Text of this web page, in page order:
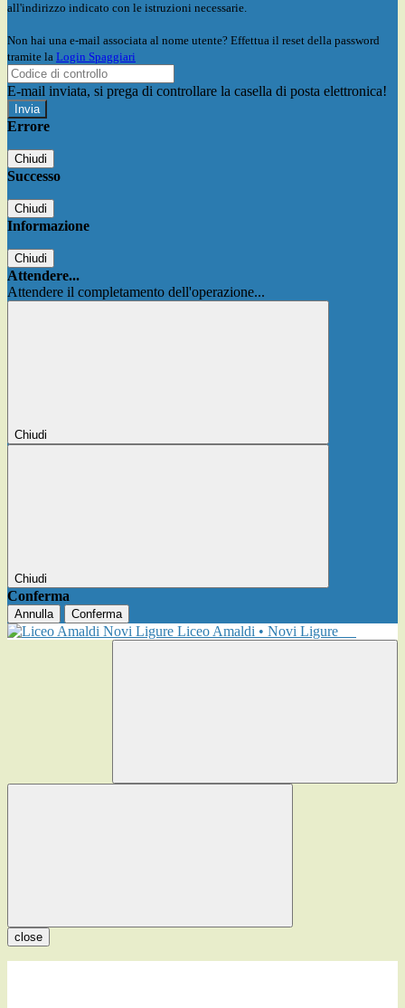
all'indirizzo indicato con le istruzioni necessarie.
Non hai una e-mail associata al nome utente? Effettua il reset della password
tramite la Login Spaggiari
E-mail inviata, si prega di controllare la casella di posta elettronica!
Errore
Chiudi
Successo
Chiudi
Informazione
Chiudi
Attendere...
Attendere il completamento dell'operazione...
Chiudi
Chiudi
Conferma
Annulla Conferma
Liceo Amaldi • Novi Ligure
close